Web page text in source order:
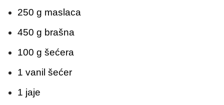
250 g maslaca
450 g brašna
100 g šećera
1 vanil šećer
1 jaje